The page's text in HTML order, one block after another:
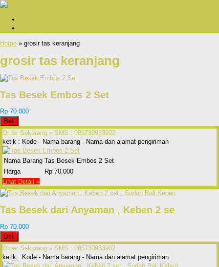
Home » grosir tas keranjang
grosir tas keranjang
Tas Besek Embos 2 Set
Rp 70.000
Beli
Order Sekarang » SMS : 085730933902
ketik : Kode - Nama barang - Nama dan alamat pengiriman
Nama Barang Tas Besek Embos 2 Set
Harga
Rp 70.000
Lihat Detail »
Tas Besek dari Anyaman , Keben 2 se
Rp 70.000
Beli
Order Sekarang » SMS : 085730933902
ketik : Kode - Nama barang - Nama dan alamat pengiriman